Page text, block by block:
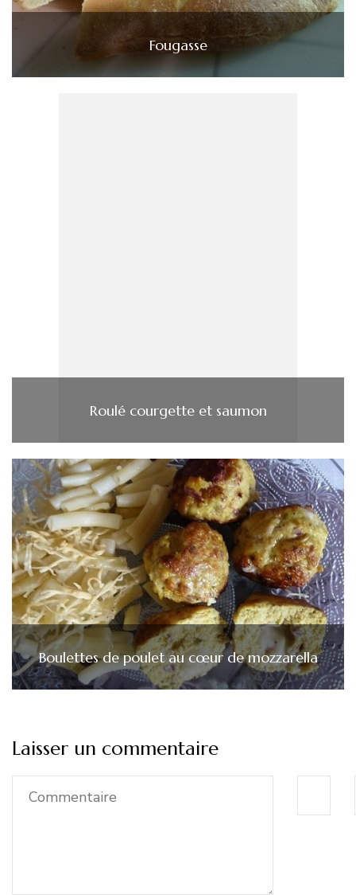
Fougasse
Roulé courgette et saumon
Boulettes de poulet au cœur de mozzarella
Laisser un commentaire